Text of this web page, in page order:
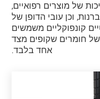
של מוצרים רפואיים,
וכן עובי הדופן של
קונפוקליים משמשים
חומרים שקופים מצד
אחד בלבד.